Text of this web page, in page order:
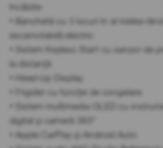
încălzite
• Banchetă cu 3 locuri în al treilea
escamotabilă electric
• Sistem Keyless Start cu senzor de
la distanță
• Head-Up Display
• Frigider cu funcție de congelare
• Sistem multimedia OLED cu
digital și cameră 360°
• Apple CarPlay și Android Auto